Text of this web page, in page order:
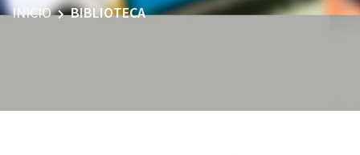
INICIO BIBLIOTECA